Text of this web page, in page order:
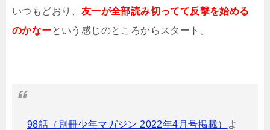
いつもどおり、 友一が全部読み切ってて反撃を始める
のかなーという感じのところからスタート。
98話（別冊少年マガジン 2022年4月号掲載）
よ